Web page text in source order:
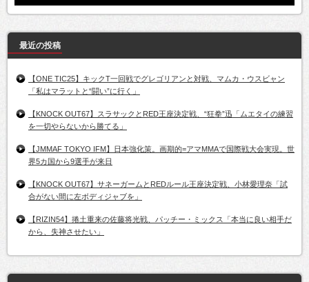
最近の投稿
【ONE TIC25】キックT一回戦でグレゴリアンと対戦、マムカ・ウスビャン
「私はマラットと“闘い”に行く」
【KNOCK OUT67】スラサックとRED王座決定戦、“狂拳”迅「ムエタイの練習
を一切やらないから勝てる」
【JMMAF TOKYO IFM】日本強化策。画期的=アマMMAで国際戦大会実現。世
界5カ国から9選手が来日
【KNOCK OUT67】サネーガームとREDルール王座決定戦、小林愛理奈「試
合がない間に左ボディジャブを」
【RIZIN54】捲土重来の佐藤将光戦、パッチー・ミックス「本当に良い相手だ
から、失神させたい」